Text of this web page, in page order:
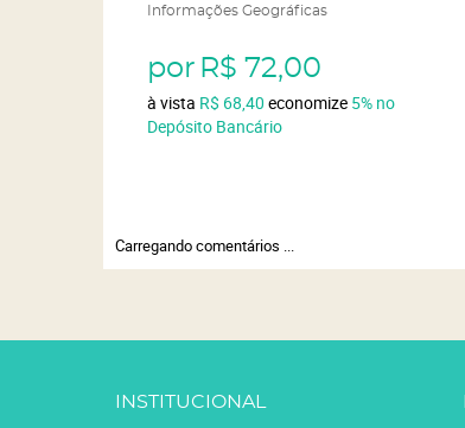
Informações Geográficas
por R$ 72,00
à vista R$ 68,40 economize 5% no
Depósito Bancário
Carregando comentários ...
INSTITUCIONAL